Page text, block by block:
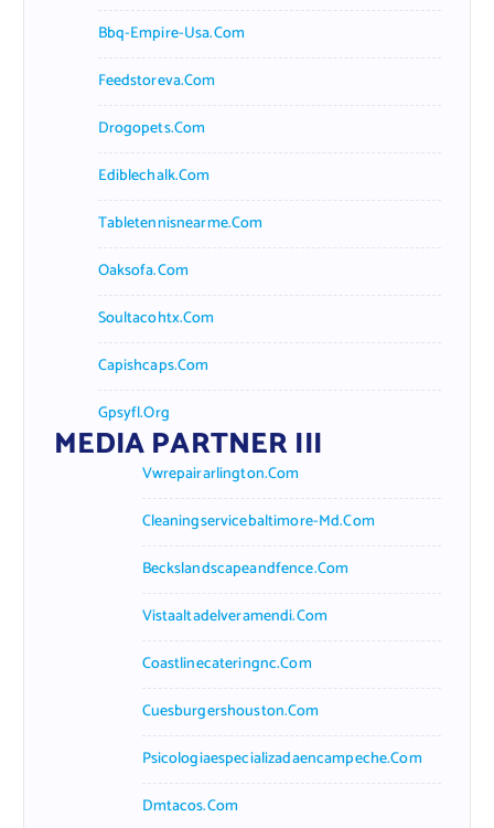
Bbq-Empire-Usa.com
Feedstoreva.com
Drogopets.com
Ediblechalk.com
Tabletennisnearme.com
Oaksofa.com
Soultacohtx.com
Capishcaps.com
Gpsyfl.org
MEDIA PARTNER III
Vwrepairarlington.com
Cleaningservicebaltimore-Md.com
Beckslandscapeandfence.com
Vistaaltadelveramendi.com
Coastlinecateringnc.com
Cuesburgershouston.com
Psicologiaespecializadaencampeche.com
Dmtacos.com